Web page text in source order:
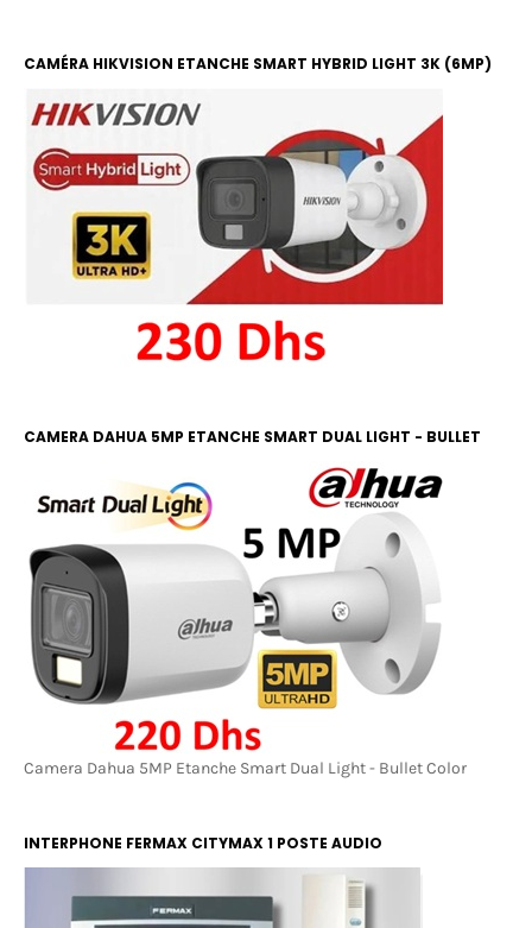
CAMÉRA HIKVISION ETANCHE SMART HYBRID LIGHT 3K (6MP)
COLOR ET IR 20M
CAMERA DAHUA 5MP ETANCHE SMART DUAL LIGHT - BULLET
Camera Dahua 5MP Etanche Smart Dual Light - Bullet Color
INTERPHONE FERMAX CITYMAX 1 POSTE AUDIO